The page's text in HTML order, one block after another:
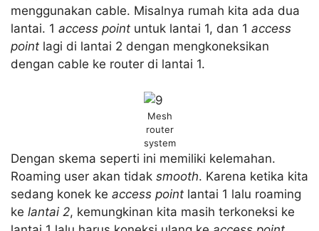
menggunakan cable. Misalnya rumah kita ada dua
lantai. 1 access point untuk lantai 1, dan 1 access
point lagi di lantai 2 dengan mengkoneksikan
dengan cable ke router di lantai 1.
Mesh
router
system
Dengan skema seperti ini memiliki kelemahan.
Roaming user akan tidak smooth. Karena ketika kita
sedang konek ke access point lantai 1 lalu roaming
ke lantai 2, kemungkinan kita masih terkoneksi ke